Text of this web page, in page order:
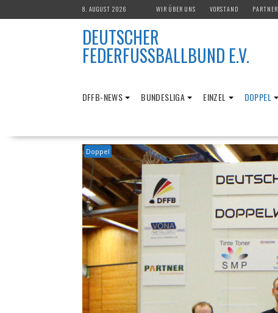
to
8. AUGUST 2026 WIR ÜBER UNS VORSTAND PARTNER
DEUTSCHER
FEDERFUSSBALLBUND E.V.
DFFB-NEWS BUNDESLIGA EINZEL DOPPEL
Doppel